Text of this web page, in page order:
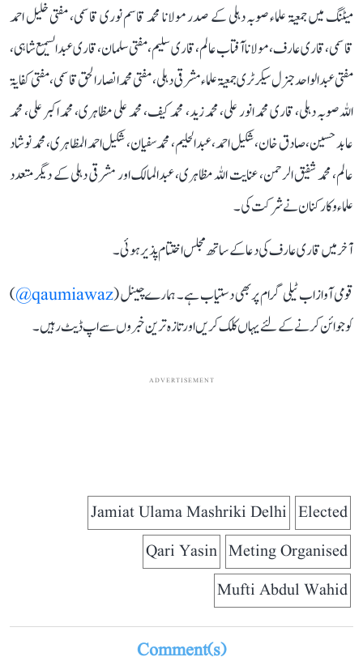
میٹنگ میں جمعیۃ علماء صوبہ دہلی کے صدر مولانا محمد قاسم نوری قاسمی، مفتی خلیل احمد
قاسمی، قاری عارف، مولانا آفتاب عالم، قاری سلیم، مفتی سلمان ، قاری عبدالسمیع شاہی ،
مفتی عبد الواحد جنرل سیکرٹری جمعیۃ علماء مشرقی دہلی، مفتی محمد انصار الحق قاسمی ، مفتی کفایۃ
اللہ صوبہ دہلی، قاری محمد انور علی، محمد زید، محمد کیف، محمد علی مظاہری، محمد اکبر علی، محمد
عابد حسین، صادق خان، شکیل احمد، عبدالحلیم، محمد سفیان، شکیل احمد المظاہری، محمد نوشاد
عالم، محمد شفیق الرحمن، عنایت اللہ مظاہری، عبدالمالک اور مشرقی دہلی کے دیگر متعدد
علماء و کارکنان نے شرکت کی۔
آخر میں قاری عارف کی دعا کے ساتھ مجلس اختتام پذیر ہوئی۔
قومی آواز اب ٹیلی گرام پر بھی دستیاب ہے۔ ہمارے چینل (qaumiawaz@
)
کو جوائن کرنے کے لئے یہاں کلک کریں اور تازہ ترین خبروں سے اپ ڈیٹ رہیں۔
ADVERTISEMENT
Elected
Jamiat Ulama Mashriki Delhi
Meting Organised
Qari Yasin
Mufti Abdul Wahid
Comment(s)